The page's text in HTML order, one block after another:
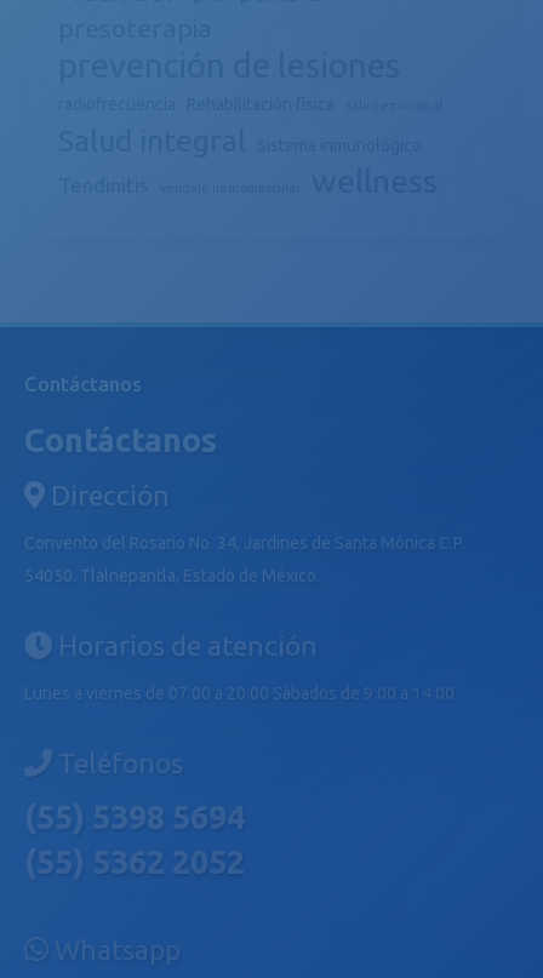
Contáctanos
Contáctanos
Dirección
Convento del Rosario No. 34, Jardines de Santa Mónica C.P.
54050. Tlalnepantla, Estado de México.
Horarios de atención
Lunes a viernes de 07:00 a 20:00 Sábados de 9:00 a 14:00
Teléfonos
(55) 5398 5694
(55) 5362 2052
Whatsapp